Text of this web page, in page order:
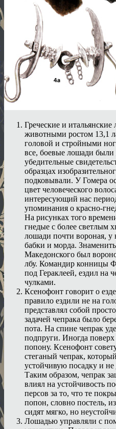
Греческие и
животными ростом 13,1
головой и стройными
все, боевые лошади были
убедительные
образцах
подковывали. У Гомера
цвет человеческого
интересующий нас
упоминания о красно-
На рисунках того
гнедые с более светлым
лошади почти вороная,
бабки и морда.
Македонского был
лбу. Командир конницы
под Гераклеей, ездил на
чулками.
Ксенофонт говорит о
правило ездили не на
представлял собой
задачей чепрака было
пота. На спине чепрак
подпруги. Иногда
попону. Ксенофонт
стеганый чепрак,
устойчивую посадку и не
Таким образом, чепрак
влиял на устойчивость
персов за то, что те
попон, словно постель,
сидят мягко, но
Лошадью управляли с